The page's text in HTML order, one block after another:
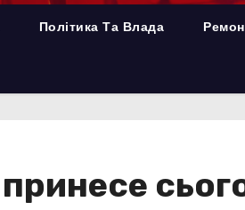
Політика Та Влада